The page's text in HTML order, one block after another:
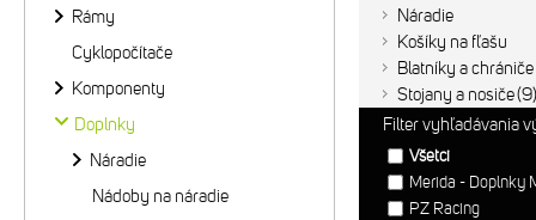
Náradie
Košíky na fľašu
Blatníky a chrániče
Stojany a nosiče 9
Filter vyhľadávania
Všetci
Merida - Doplnky
PZ Racing
Rámy
Cyklopočítače
Komponenty
Doplnky
Náradie
Nádoby na náradie